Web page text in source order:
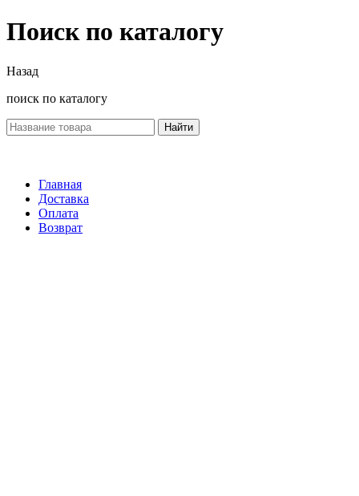
Поиск по каталогу
Назад
поиск по каталогу
Найти
Главная
Доставка
Оплата
Возврат